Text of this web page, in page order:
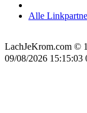
Alle
LachJeKrom.com ©
09/08/2026 15:15:03